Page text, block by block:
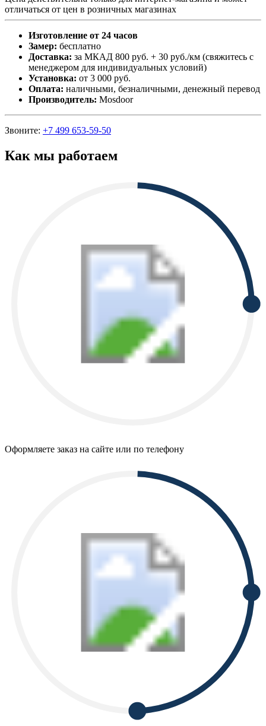
отличаться от цен в розничных магазинах
Изготовление от 24 часов
Замер: бесплатно
Доставка: за МКАД 800 руб. + 30 руб./км (свяжитесь с
менеджером для индивидуальных условий)
Установка: от 3 000 руб.
Оплата: наличными, безналичными, денежный перевод
Производитель: Mosdoor
Звоните: +7 499 653-59-50
Как мы работаем
Оформляете заказ на сайте или по телефону